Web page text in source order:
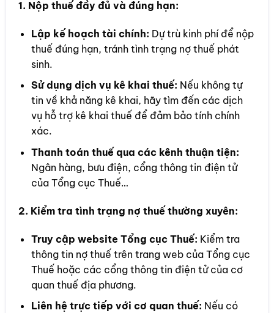
1. Nộp thuế đầy đủ và đúng hạn:
Lập kế hoạch tài chính: Dự trù kinh phí để nộp
thuế đúng hạn, tránh tình trạng nợ thuế phát
sinh.
Sử dụng dịch vụ kê khai thuế: Nếu không tự
tin về khả năng kê khai, hãy tìm đến các dịch
vụ hỗ trợ kê khai thuế để đảm bảo tính chính
xác.
Thanh toán thuế qua các kênh thuận tiện:
Ngân hàng, bưu điện, cổng thông tin điện tử
của Tổng cục Thuế…
2. Kiểm tra tình trạng nợ thuế thường xuyên:
Truy cập website Tổng cục Thuế: Kiểm tra
thông tin nợ thuế trên trang web của Tổng cục
Thuế hoặc các cổng thông tin điện tử của cơ
quan thuế địa phương.
Liên hệ trực tiếp với cơ quan thuế: Nếu có